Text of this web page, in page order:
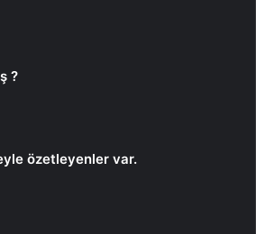
?
özetleyenler var.